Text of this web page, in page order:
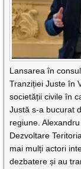
Lansarea în
Tranziției Juste în
societății civile în
Justă s-a bucurat
regiune.
Dezvoltare
mai mulți actori
dezbatere și au